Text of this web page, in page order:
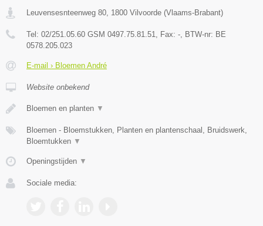
Leuvensesnteenweg 80 1800 Vilvoorde (Vlaams-Brabant)
Tel: 02/251.05.60 GSM 0497.75.81.51 , Fax: - , BTW-nr: BE
0578.205.023
E-mail › Bloemen André
Website onbekend
Bloemen en planten ▼
Bloemen - Bloemstukken, Planten en plantenschaal, Bruidswerk,
Bloemtukken ▼
Openingstijden ▼
Sociale media: